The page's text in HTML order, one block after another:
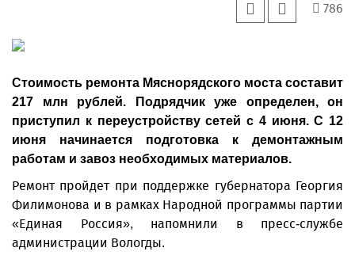
786
Стоимость ремонта Мяснорядского моста составит
217 млн рублей. Подрядчик уже определен, он
приступил к переустройству сетей с 4 июня. С 12
июня начинается подготовка к демонтажным
работам и завоз необходимых материалов.
Ремонт пройдет при поддержке губернатора Георгия
Филимонова и в рамках Народной программы партии
«Единая Россия», напомнили в пресс-службе
администрации Вологды.